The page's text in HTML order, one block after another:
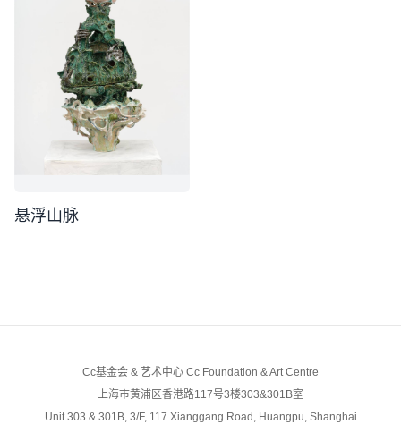
悬浮山脉
Cc基金会 & 艺术中心 Cc Foundation & Art Centre
上海市黄浦区香港路117号3楼303&301B室
Unit 303 & 301B, 3/F, 117 Xianggang Road, Huangpu, Shanghai